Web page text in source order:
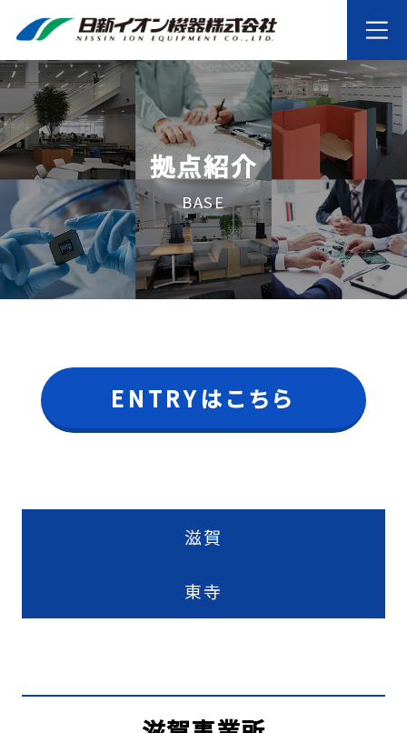
拠点紹介
BASE
ENTRYはこちら
滋賀
東寺